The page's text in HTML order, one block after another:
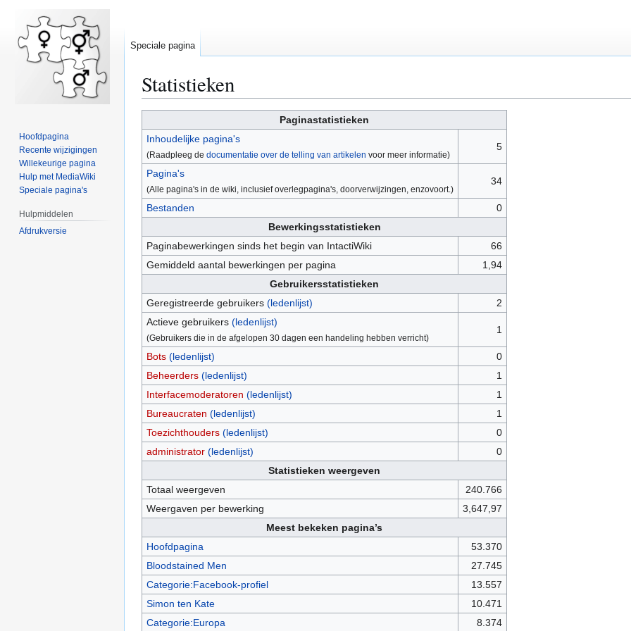
Statistieken
navigatie
zoeken
Paginastatistieken
Inhoudelijke pagina's
(Raadpleeg de documentatie over de telling van artikelen voor meer informatie)
5
Pagina's
(Alle pagina's in de wiki, inclusief overlegpagina's, doorverwijzingen, enzovoort.)
34
Bestanden
0
Bewerkingsstatistieken
Paginabewerkingen sinds het begin van IntactiWiki
66
Gemiddeld aantal bewerkingen per pagina
1,94
Gebruikersstatistieken
Geregistreerde gebruikers (ledenlijst)
2
Actieve gebruikers (ledenlijst)
(Gebruikers die in de afgelopen 30 dagen een handeling hebben verricht)
1
Bots (ledenlijst)
0
Beheerders (ledenlijst)
1
Interfacemoderatoren (ledenlijst)
1
Bureaucraten (ledenlijst)
1
Toezichthouders (ledenlijst)
0
administrator (ledenlijst)
0
Statistieken weergeven
Totaal weergeven
240.766
Weergaven per bewerking
3,647,97
Meest bekeken pagina’s
Hoofdpagina
53.370
Bloodstained Men
27.745
Categorie:Facebook-profiel
13.557
Simon ten Kate
10.471
Categorie:Europa
8.374
Speciale pagina
Hoofdpagina
Recente wijzigingen
Willekeurige pagina
Hulp met MediaWiki
Speciale pagina's
Hulpmiddelen
Afdrukversie